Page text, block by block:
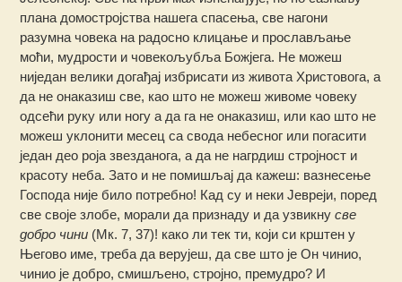
плана домостројства нашега спасења, све нагони
разумна човека на радосно клицање и прослављање
моћи, мудрости и човекољубља Божјега. Не можеш
ниједан велики догађај избрисати из живота Христовога, а
да не онаказиш све, као што не можеш живоме човеку
одсећи руку или ногу а да га не онаказиш, или као што не
можеш уклонити месец са свода небесног или погасити
један део роја звезданога, а да не нагрдиш стројност и
красоту неба. Зато и не помишљај да кажеш: вазнесење
Господа није било потребно! Кад су и неки Јевреји, поред
све своје злобе, морали да признаду и да узвикнусве
добро чини (Мк. 7, 37)! како ли тек ти, који си крштен у
Његово име, треба да верујеш, да све што је Он чинио,
чинио је добро, смишљено, стројно, премудро? И